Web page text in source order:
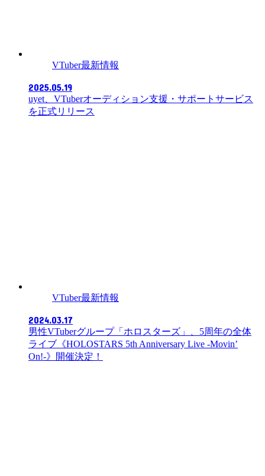
VTuber最新情報
2025.05.19
uyet、VTuberオーディション支援・サポートサービス
を正式リリース
VTuber最新情報
2024.03.17
男性VTuberグループ「ホロスターズ」、5周年の全体
ライブ《HOLOSTARS 5th Anniversary Live -Movin’
On!-》開催決定！